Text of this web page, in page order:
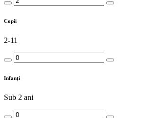
Copii
2-11
Infanți
Sub 2 ani